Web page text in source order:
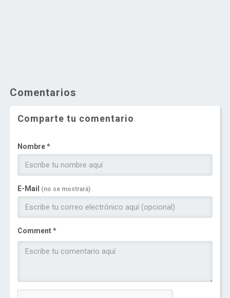
Comentarios
Comparte tu comentario
Nombre *
E-Mail (no se mostrará)
Comment *